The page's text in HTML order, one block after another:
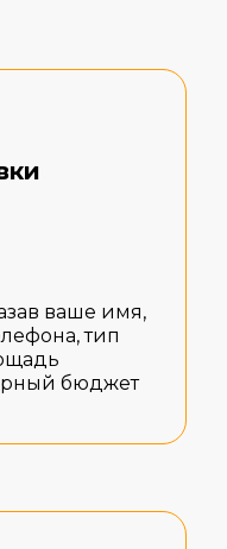
ваше имя,
тип
бюджет